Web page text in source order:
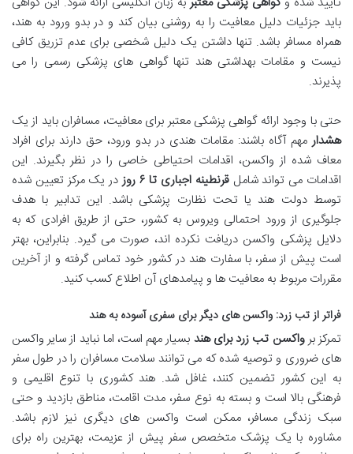
باید جزئیات دلیل معافیت را به روشنی بیان کند و در بدو ورود به هند،
همراه مسافر باشد. تنها داشتن یک دلیل شخصی برای عدم تزریق کافی
نیست و مقامات بهداشتی هند تنها گواهی های پزشکی رسمی را می
پذیرند.
حتی با وجود ارائه گواهی پزشکی معتبر برای معافیت، مسافران باید از یک
هشدار مهم آگاه باشند: مقامات هندی در بدو ورود، حق دارند برای افراد
معاف شده از واکسن، اقدامات احتیاطی خاصی را در نظر بگیرند. این
اقدامات می تواند شاملقرنطینه اجباری تا ۶ روز
در یک مرکز تعیین شده
توسط دولت هند یا تحت نظارت پزشکی باشد. این تدابیر با هدف
جلوگیری از ورود احتمالی ویروس به کشور، حتی از طریق افرادی که به
دلایل پزشکی واکسن دریافت نکرده اند، صورت می گیرد. بنابراین، بهتر
است پیش از سفر، با سفارت هند در کشور خود تماس گرفته و از آخرین
مقررات مربوط به معافیت ها و پیامدهای آن اطلاع کسب کنید.
فراتر از تب زرد: واکسن های دیگر برای سفری آسوده به هند
تمرکز برواکسن تب زرد برای هند بسیار مهم است، اما نباید از سایر واکسن
های ضروری و توصیه شده که می توانند سلامت مسافران را در طول سفر
به این کشور تضمین کنند، غافل شد. هند کشوری با تنوع اقلیمی و
فرهنگی بالا است و بسته به نوع سفر، مدت اقامت، مناطق بازدید و حتی
سبک زندگی مسافر، ممکن است واکسن های دیگری نیز لازم باشد.
مشاوره با یک پزشک متخصص سفر پیش از عزیمت، بهترین راه برای